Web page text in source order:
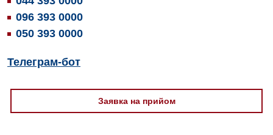
Терапія
Травматологія і ортопедія
096 393 0000
050 393 0000
Телеграм-бот
Заявка на прийом